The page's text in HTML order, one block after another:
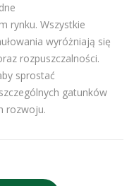
rynku. Wszystkie
wyróżniają się
rozpuszczalności.
sprostać
gatunków
rozwoju.